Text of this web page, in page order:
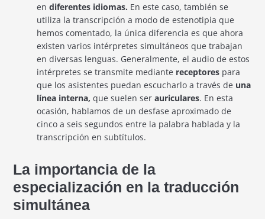
en diferentes idiomas. En este caso, también se
utiliza la transcripción a modo de estenotipia que
hemos comentado, la única diferencia es que ahora
existen varios intérpretes simultáneos que trabajan
en diversas lenguas. Generalmente, el audio de estos
intérpretes se transmite mediante receptores para
que los asistentes puedan escucharlo a través de una
línea interna,que suelen serauriculares. En esta
ocasión, hablamos de un desfase aproximado de
cinco a seis segundos entre la palabra hablada y la
transcripción en subtítulos.
La importancia de la
especialización en la traducción
simultánea